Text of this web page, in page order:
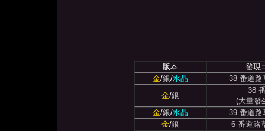
版本
發現
金/銀/水晶
38 番道路
金/銀
38
(大量發
金/銀/水晶
39 番道路
金/銀
6 番道路